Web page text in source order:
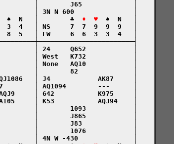
│        J65             │
│ 3N N 600               │
♠  N   │        ♣
♦  ♥
  ♠  N   │
3  4   │ NS     7  7  9  9  9   │
8  5   │ EW     6  6  3  3  4   │
│ 24     Q652            │
│ West   K732            │
│ None   AQ10            │
│        82              │
│ J4            AK87     │
│ AQ1094        ---      │
│ 642           K975     │
│ K53           AQJ94    │
│        1093            │
│        J865            │
│        J83             │
│        1076            │
│ 4N W -430              │